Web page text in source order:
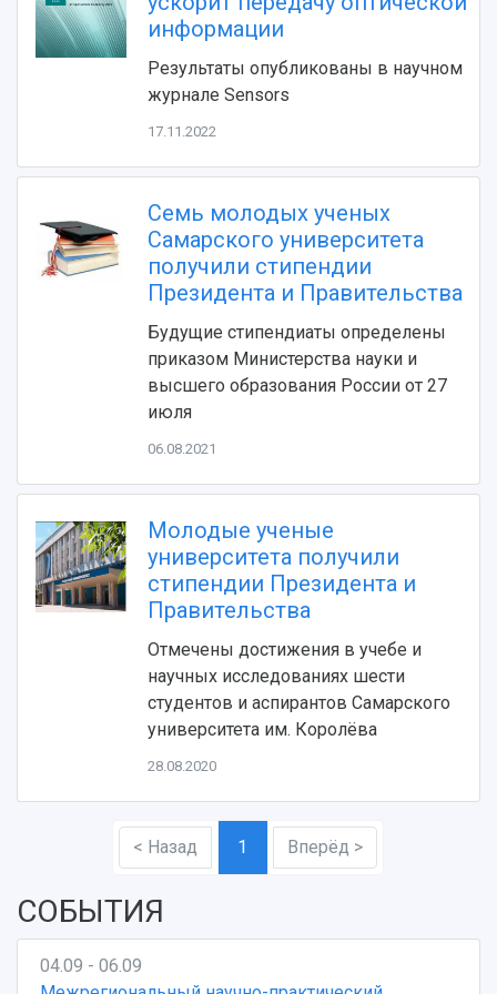
Устойчивое развитие
Учебный аэродром
Центр истории авиационных двигателей
Ботанический сад
Умный дом бабочек
Международный межвузовский кампус
Сведения об образовательной организации
Официальные документы
Видеолекции
Противодействие COVID-19
деятельности
Журналы Самарского университета
Научные конференции
Публикации и издания
информации
Результаты опубликованы в научном
журнале Sensors
17.11.2022
Семь молодых ученых
Самарского университета
получили стипендии
Президента и Правительства
Будущие стипендиаты определены
приказом Министерства науки и
высшего образования России от 27
июля
06.08.2021
Молодые ученые
университета получили
стипендии Президента и
Правительства
Отмечены достижения в учебе и
научных исследованиях шести
студентов и аспирантов Самарского
университета им. Королёва
28.08.2020
< Назад 1 Вперёд >
СОБЫТИЯ
04.09 - 06.09